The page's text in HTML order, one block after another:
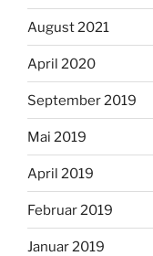
August 2021
April 2020
September 2019
Mai 2019
April 2019
Februar 2019
Januar 2019